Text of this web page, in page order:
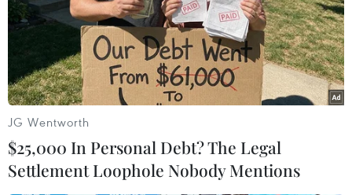
30/07/2026 01:35
Kia đầu tư 649 triệu USD sản xuất ôtô
điện tại Mexico
29/07/2026 23:45
Động đất tại Kumamoto làm đình trệ
JG Wentworth
$25,000 In Personal Debt? The Legal
Settlement Loophole Nobody Mentions